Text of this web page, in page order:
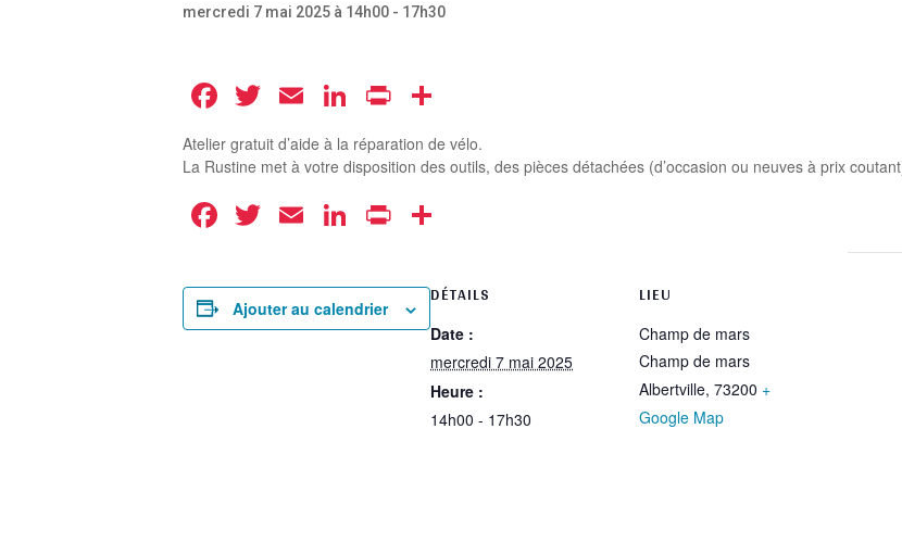
mercredi 7 mai 2025 à 14h00 - 17h30
Facebook
Twitter
EmailLinkedIn
Print
Atelier gratuit d’aide à la réparation de vélo.
La Rustine met à votre disposition des outils, des pièces détachées (d’occasion ou neuves à prix
Facebook
Twitter
EmailLinkedIn
Print
Ajouter au calendrier DÉTAILS
Date :
mercredi 7 mai 2025
Heure :
14h00 - 17h30
LIEU
Champ de mars
Champ de mars
Albertville, 73200 +
Google Map